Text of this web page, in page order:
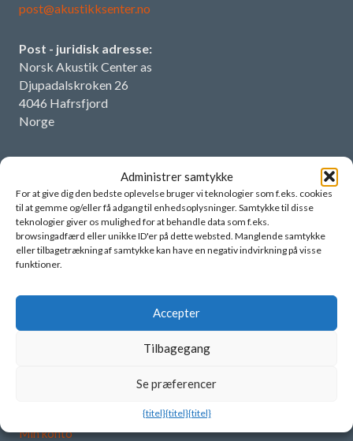
Administrer samtykke
For at give dig den bedste oplevelse bruger vi teknologier som f.eks. cookies
til at gemme og/eller få adgang til enhedsoplysninger. Samtykke til disse
teknologier giver os mulighed for at behandle data som f.eks.
browsingadfærd eller unikke ID'er på dette websted. Manglende samtykke
eller tilbagetrækning af samtykke kan have en negativ indvirkning på visse
funktioner.
Accepter
Tilbagegang
Se præferencer
{titel}{titel}{titel}
post@akustikksenter.no
Post - juridisk adresse:
Norsk Akustik Center as
Djupadalskroken 26
4046 Hafrsfjord
Norge
Org.nr:915 530 001 MOMS
Mere information
Seneste nyheder
Hvad er akustik?
Vores koncept og produkter
Min konto